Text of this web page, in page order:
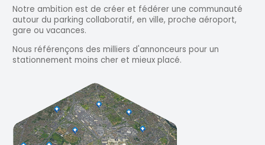
Notre ambition est de créer et fédérer une communauté
autour du parking collaboratif, en ville, proche aéroport,
gare ou vacances.
Nous référençons des milliers d'annonceurs pour un
stationnement moins cher et mieux placé.